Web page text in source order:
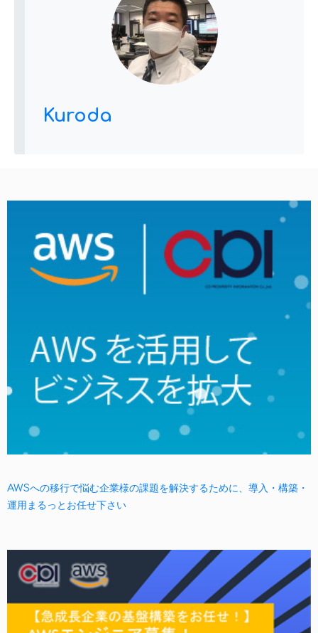
AWSへの移行で悩む企業様の課題を解決するために、導入・構築・
運用まるっとお任せ下さい
Kuroda